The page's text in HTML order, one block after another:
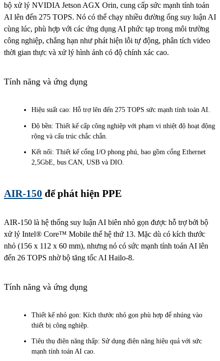
bộ xử lý NVIDIA Jetson AGX Orin, cung cấp sức mạnh tính toán
AI lên đến 275 TOPS. Nó có thể chạy nhiều đường ống suy luận AI
cùng lúc, phù hợp với các ứng dụng AI phức tạp trong môi trường
công nghiệp, chẳng hạn như phát hiện lỗi tự động, phân tích video
thời gian thực và xử lý hình ảnh có độ chính xác cao.
Tính năng và ứng dụng
Hiệu suất cao: Hỗ trợ lên đến 275 TOPS sức mạnh tính toán AI.
Độ bền: Thiết kế cấp công nghiệp với phạm vi nhiệt độ hoạt động
rộng và cấu trúc chắc chắn.
Kết nối: Thiết kế cổng I/O phong phú, bao gồm cổng Ethernet
2,5GbE, bus CAN, USB và DIO.
AIR-150 để phát hiện PPE
AIR-150 là hệ thống suy luận AI biên nhỏ gọn được hỗ trợ bởi bộ
xử lý Intel® Core™ Mobile thế hệ thứ 13. Mặc dù có kích thước
nhỏ (156 x 112 x 60 mm), nhưng nó có sức mạnh tính toán AI lên
đến 26 TOPS nhờ bộ tăng tốc AI Hailo-8.
Tính năng và ứng dụng
Thiết kế nhỏ gọn: Kích thước nhỏ gọn phù hợp để nhúng vào
thiết bị công nghiệp.
Tiêu thụ điện năng thấp: Sử dụng điện năng hiệu quả với sức
mạnh tính toán AI cao.